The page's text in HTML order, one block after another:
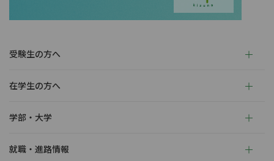
受験生の方へ
在学生の方へ
学部・大学
就職・進路情報